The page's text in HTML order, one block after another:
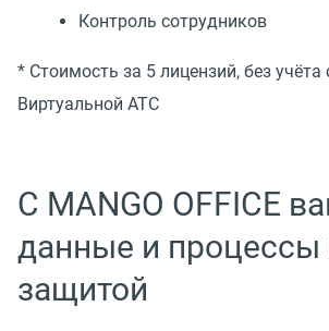
Контроль сотрудников
* Стоимость за 5 лицензий, без учёта
Виртуальной АТС
С MANGO OFFICE
данные и процессы
защитой